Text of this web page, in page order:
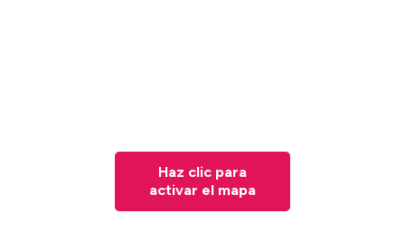
Haz clic para
activar el mapa